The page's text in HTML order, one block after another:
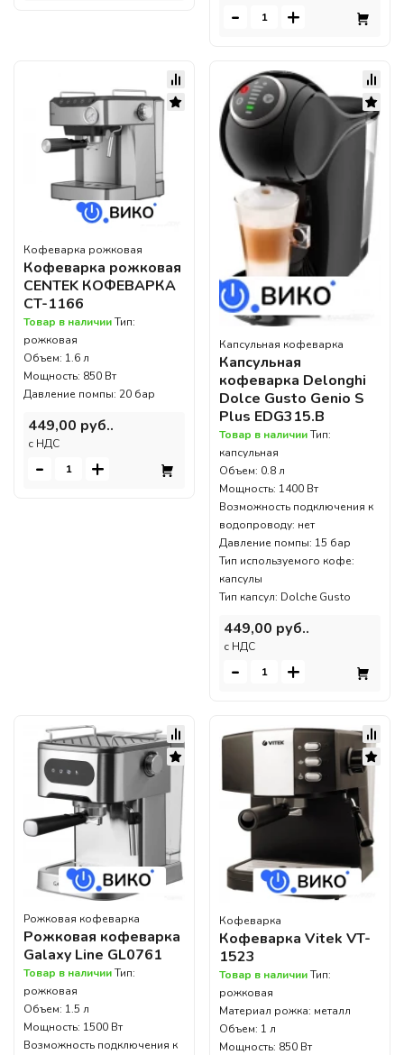
- +
Кофеварка рожковая
Кофеварка рожковая
CENTEK КОФЕВАРКА
CT-1166
Товар в наличииТип:
рожковая
Объем: 1.6 л
Мощность: 850 Вт
Давление помпы: 20 бар
449,00 руб..
c НДС
- +
Капсульная кофеварка
Капсульная
кофеварка Delonghi
Dolce Gusto Genio S
Plus EDG315.B
Товар в наличииТип:
капсульная
Объем: 0.8 л
Мощность: 1400 Вт
Возможность подключения к
водопроводу: нет
Давление помпы: 15 бар
Тип используемого кофе:
капсулы
Тип капсул: Dolche Gusto
449,00 руб..
c НДС
- +
Рожковая кофеварка
Рожковая кофеварка
Galaxy Line GL0761
Товар в наличииТип:
рожковая
Объем: 1.5 л
Мощность: 1500 Вт
Возможность подключения к
Кофеварка
Кофеварка Vitek VT-
1523
Товар в наличииТип:
рожковая
Материал рожка: металл
Объем: 1 л
Мощность: 850 Вт